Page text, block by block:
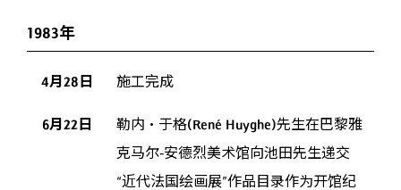
1983年
4月28日 施工完成
6月22日
勒内・于格(René Huyghe)先生在巴黎雅
克马尔-安德烈美术馆向池田先生递交
“近代法国绘画展”作品目录作为开馆纪